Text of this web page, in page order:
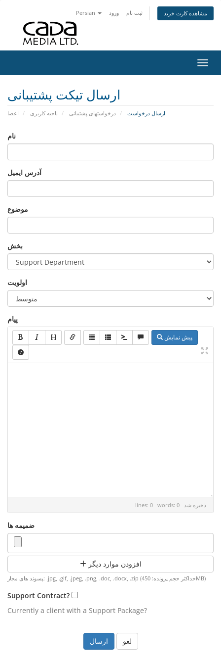
Persian ورود ثبت نام مشاهده کارت خرید
ارسال تیکت پشتیبانی
اعضا ناحیه کاربری درخواستهای پشتیبانی ارسال درخواست
نام
آدرس ایمیل
موضوع
بخش
اولویت
پیام
پیش نمایش
lines: 0 words: 0 ذخیره شد
ضمیمه ها
افزودن موارد دیگر
پسوند های مجاز: .jpg, .gif, .jpeg, .png, .doc, .docx, .zip (حداکثر حجم پرونده: 450MB)
Support Contract?
Currently a client with a Support Package?
لغو